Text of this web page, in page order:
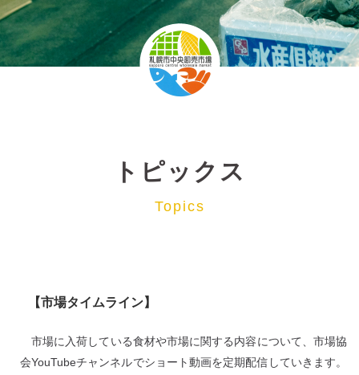
トピックス
Topics
【市場タイムライン】
市場に入荷している食材や市場に関する内容について、市場協
会YouTubeチャンネルでショート動画を定期配信していきます。